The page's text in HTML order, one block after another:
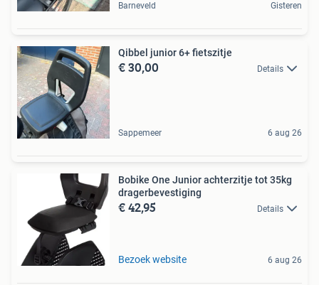
Barneveld Gisteren
Qibbel junior 6+ fietszitje
€ 30,00 Details
Sappemeer 6 aug 26
Bobike One Junior achterzitje tot 35kg
dragerbevestiging
€ 42,95 Details
Bezoek website 6 aug 26